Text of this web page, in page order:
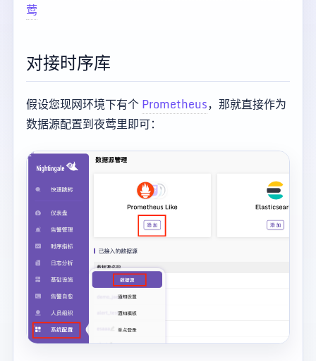
莺
对接时序库
假设您现网环境下有个Prometheus，那就直接作为
数据源配置到夜莺里即可：